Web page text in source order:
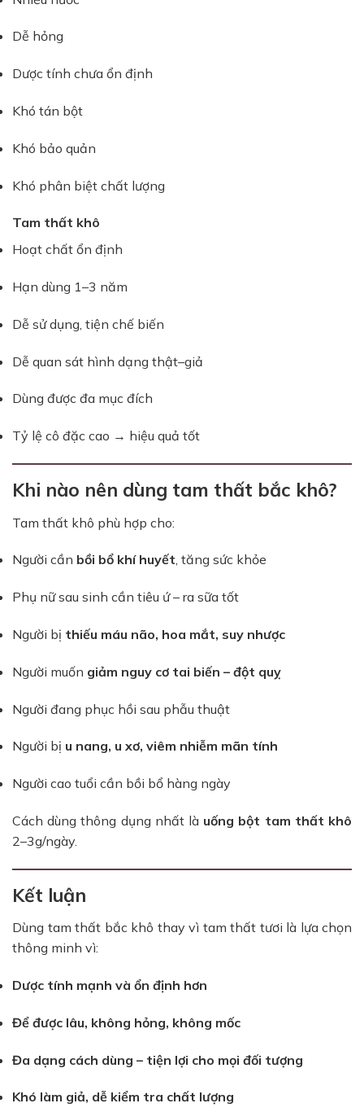
Dễ hỏng
Dược tính chưa ổn định
Khó tán bột
Khó bảo quản
Khó phân biệt chất lượng
Tam thất khô
Hoạt chất ổn định
Hạn dùng 1–3 năm
Dễ sử dụng, tiện chế biến
Dễ quan sát hình dạng thật–giả
Dùng được đa mục đích
Tỷ lệ cô đặc cao → hiệu quả tốt
Khi nào nên dùng tam thất bắc khô?
Tam thất khô phù hợp cho:
Người cần bồi bổ khí huyết, tăng sức khỏe
Phụ nữ sau sinh cần tiêu ứ – ra sữa tốt
Người bị thiếu máu não, hoa mắt, suy nhược
Người muốn giảm nguy cơ tai biến – đột quỵ
Người đang phục hồi sau phẫu thuật
Người bị u nang, u xơ, viêm nhiễm mãn tính
Người cao tuổi cần bồi bổ hàng ngày
Cách dùng thông dụng nhất là uống bột tam thất khô
2–3g/ngày.
Kết luận
Dùng tam thất bắc khô thay vì tam thất tươi là lựa chọn
thông minh vì:
Dược tính mạnh và ổn định hơn
Để được lâu, không hỏng, không mốc
Đa dạng cách dùng – tiện lợi cho mọi đối tượng
Khó làm giả, dễ kiểm tra chất lượng